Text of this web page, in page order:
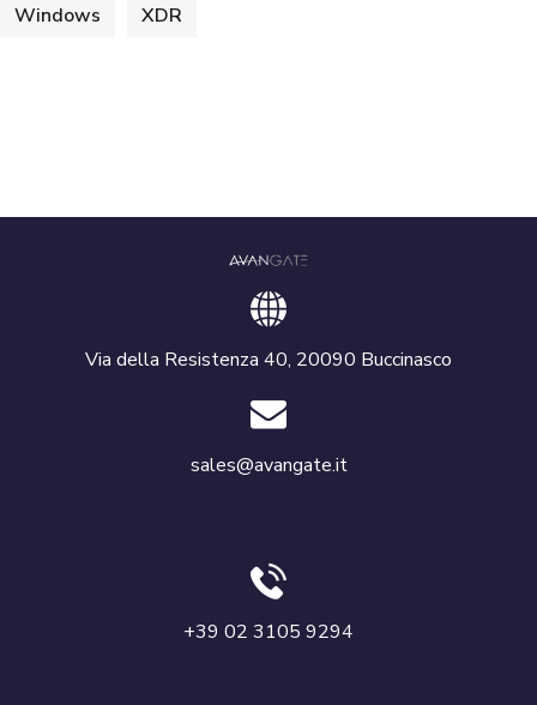
Windows XDR
Via della Resistenza 40, 20090 Buccinasco
sales@avangate.it
+39 02 3105 9294